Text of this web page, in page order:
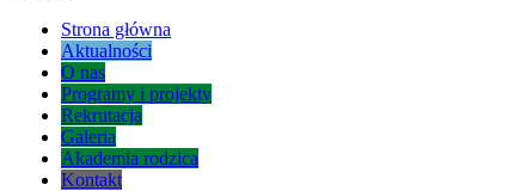
Strona główna
Aktualności
O nas
Programy i projekty
Rekrutacja
Galeria
Akademia rodzica
Kontakt